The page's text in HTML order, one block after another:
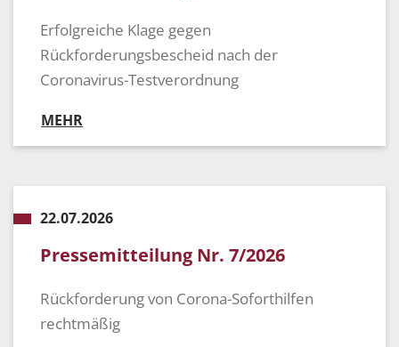
Erfolgreiche Klage gegen
Rückforderungsbescheid nach der
Coronavirus-Testverordnung
MEHR
22.07.2026
Pressemitteilung Nr. 7/2026
Rückforderung von Corona-Soforthilfen
rechtmäßig